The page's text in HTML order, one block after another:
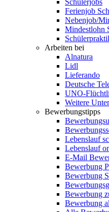
Schülerjobs
Ferienjob
Nebenjob/
Mindestlohn
Arbeiten bei
Alnatura
Lidl
Lieferando
Deutsche
UNO-
Weitere
Bewerbungstipps
Lebenslauf
Lebenslauf
E-Mail
Bewerbung
Bewerbung
Bewerbung
Bewerbung